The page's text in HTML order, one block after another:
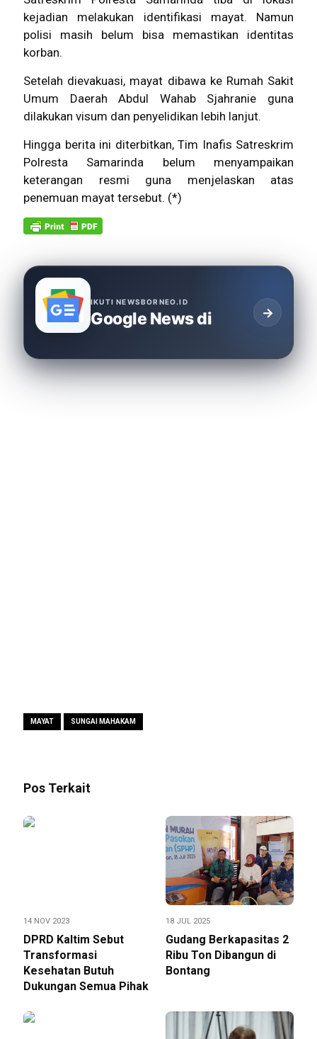
kejadian melakukan identifikasi mayat. Namun
polisi masih belum bisa memastikan identitas
korban.
Setelah dievakuasi, mayat dibawa ke Rumah Sakit
Umum Daerah Abdul Wahab Sjahranie guna
dilakukan visum dan penyelidikan lebih lanjut.
Hingga berita ini diterbitkan, Tim Inafis Satreskrim
Polresta Samarinda belum menyampaikan
keterangan resmi guna menjelaskan atas
penemuan mayat tersebut. (*)
IKUTI NEWSBORNEO.ID
Google News di →
MAYAT SUNGAI MAHAKAM
Pos Terkait
14 NOV 2023
DPRD Kaltim Sebut
Transformasi
Kesehatan Butuh
Dukungan Semua Pihak
18 JUL 2025
Gudang Berkapasitas 2
Ribu Ton Dibangun di
Bontang